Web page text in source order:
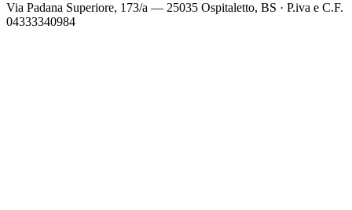
Via Padana Superiore, 173/a — 25035 Ospitaletto, BS · P.iva e C.F.
04333340984